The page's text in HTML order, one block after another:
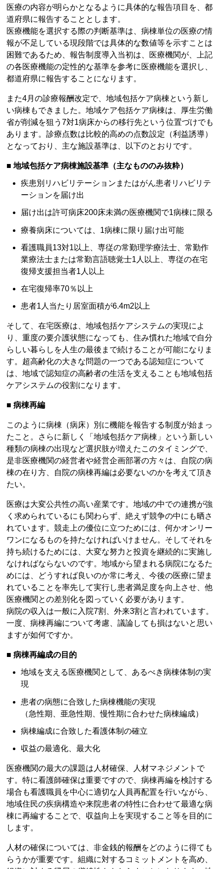
医療の内容が明らかとなるように具体的な報告項目を、都
道府県に報告することとします。
医療機能を選択する際の判断基準は、病棟単位の医療の情
報が不足している現段階では具体的な数値等を示すことは
困難であるため、報告制度導入当初は、医療機関が、上記
の各医療機能の定性的な基準を参考に医療機能を選択し、
都道府県に報告することになります。
また4月の診療報酬改定で、地域包括ケア病棟という新し
い病棟もできました。地域ケア包括ケア病棟は、厚生労働
省が削減を狙う7対1病床からの移行先という位置づけでも
あります。診療点数は比較的高めの点数設定（利益誘導）
となっており、主な施設基準は、以下のとおりです。
■ 地域包括ケア病棟施設基準（主なもののみ抜粋）
疾患別リハビリテーションまたはがん患者リハビリテ
ーションを届け出
届け出は許可病床200床未満の医療機関で1病棟に限る
療養病床については、1病棟に限り届け出可能
看護職員13対1以上、専従の常勤理学療法士、常勤作
業療法士または常勤言語聴覚士1人以上、専従の在宅
復帰支援担当者1人以上
在宅復帰率70％以上
患者1人当たり居室面積が6.4m2以上
そして、在宅医療は、地域包括ケアシステムの実現によ
り、重度の要介護状態になっても、住み慣れた地域で自分
らしい暮らしを人生の最後まで続けることが可能になりま
す。超高齢化の大きな問題の一つである認知症について
は、地域で認知症の高齢者の生活を支えることも地域包括
ケアシステムの役割になります。
■ 病棟再編
このように病棟（病床）別に機能を報告する制度が始まっ
たこと。さらに新しく「地域包括ケア病棟」という新しい
種類の病棟の出現など選択肢が増えたこのタイミングで、
是非医療機関の経営者や経営企画部署の方々は、自院の病
棟の在り方、自院の病棟再編は必要ないのかを考えて頂き
たい。
医療は大変公共性の高い産業です。地域の中での連携が強
く求められているにも関わらず、絶えず競争の中にも晒さ
れています。競走上の優位に立つためには、何かオンリー
ワンになるものを持たなければいけません。そしてそれを
持ち続けるためには、大変な努力と投資を継続的に実施し
なければならないのです。地域から望まれる病院になるた
めには、どうすれば良いのか常に考え、今後の医療に望ま
れていることを率先して実行し患者満足度を向上させ、他
医療機関との差別化を図っていく必要があります。
病院の収入は一般に入院7割、外来3割と言われています。
一度、病棟再編について考慮、議論しても損はないと思い
ますが如何ですか。
■ 病棟再編成の目的
地域を支える医療機関として、あるべき病棟体制の実
現
患者の病態に合致した病棟機能の実現
（急性期、亜急性期、慢性期に合わせた病棟編成）
病棟編成に合致した看護体制の確立
収益の最適化、最大化
医療機関の最大の課題は人材確保、人材マネジメントで
す。特に看護師確保は重要ですので、病棟再編を検討する
場合も看護職員を中心に適切な人員再配置を行いながら、
地域住民の疾病構造や来院患者の特性に合わせて最適な病
棟に再編することで、収益向上を実現すること等を目的に
します。
人材の確保については、非金銭的報酬をどのように得ても
らうかが重要です。組織に対するコミットメントを高め、